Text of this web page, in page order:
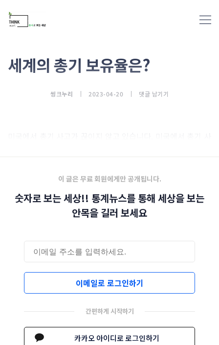
세계의 총기 보유율은?
씽크누리 2023-04-20 댓글 남기기
이 글은 무료 회원에게만 공개됩니다.
숫자로 보는 세상!! 통계뉴스를 통해 세상을 보는
안목을 길러 보세요
이메일로 로그인하기
간편하게 시작하기
카카오 아이디로 로그인하기